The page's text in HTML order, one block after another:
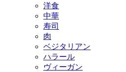
洋食
中華
寿司
肉
ベジタリアン
ハラール
ヴィーガン